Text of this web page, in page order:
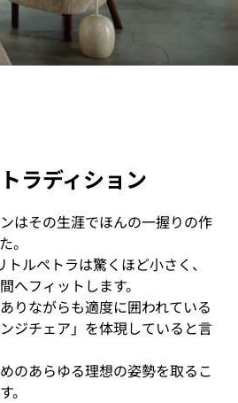
ラディション
はその生涯でほんの一握りの作
。
ルペトラは驚くほど小さく、
へフィットします。
りながらも適度に囲われている
ジチェア」を体現していると言
のあらゆる理想の姿勢を取るこ
。